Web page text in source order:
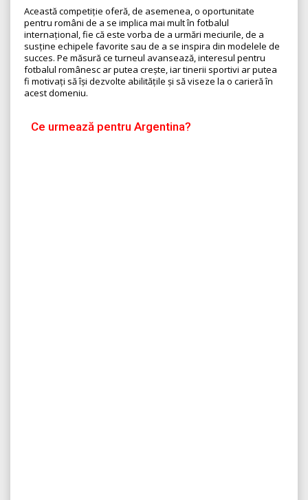
Această competiție oferă, de asemenea, o oportunitate
pentru români de a se implica mai mult în fotbalul
internațional, fie că este vorba de a urmări meciurile, de a
susține echipele favorite sau de a se inspira din modelele de
succes. Pe măsură ce turneul avansează, interesul pentru
fotbalul românesc ar putea crește, iar tinerii sportivi ar putea
fi motivați să își dezvolte abilitățile și să viseze la o carieră în
acest domeniu.
Ce urmează pentru Argentina?